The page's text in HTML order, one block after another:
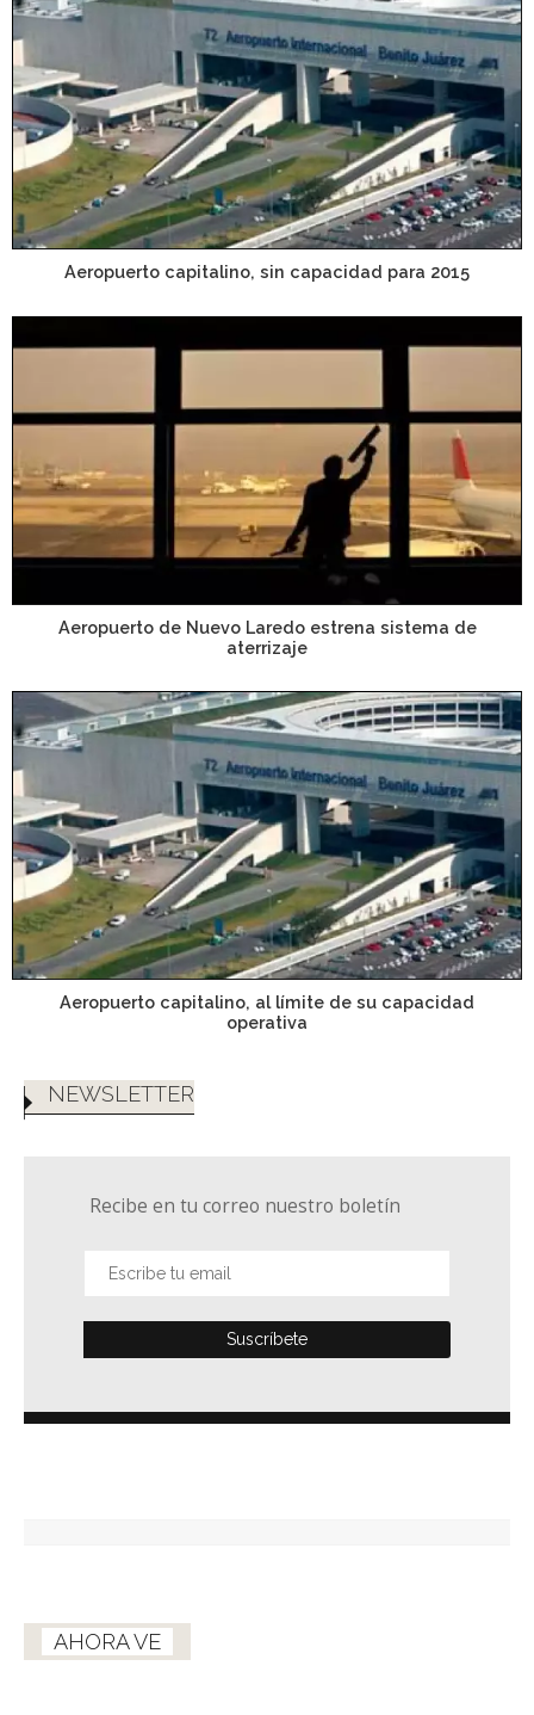
Aeropuerto capitalino, sin capacidad para 2015
Aeropuerto de Nuevo Laredo estrena sistema de
aterrizaje
Aeropuerto capitalino, al límite de su capacidad
operativa
NEWSLETTER
Recibe en tu correo nuestro boletín
AHORA VE